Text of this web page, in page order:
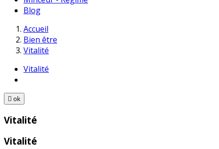
Blog
Accueil
Bien être
Vitalité
Vitalité
 ok
Vitalité
Vitalité